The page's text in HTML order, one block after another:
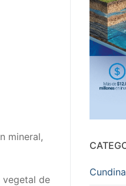
mineral,
vegetal de